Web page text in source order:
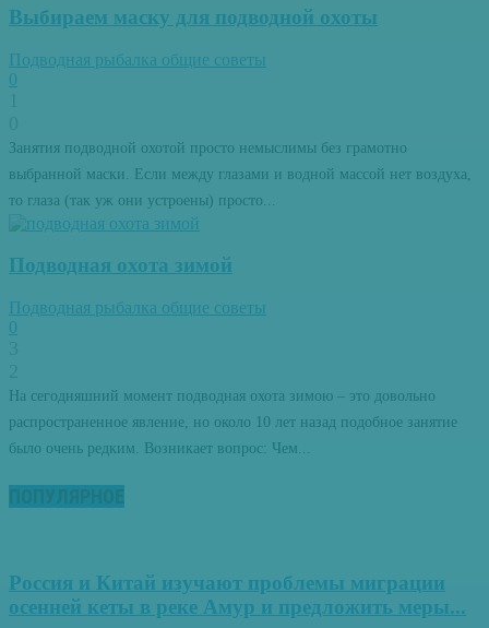
Выбираем маску для подводной охоты
Подводная рыбалка общие советы
0
Занятия подводной охотой просто немыслимы без грамотно
выбранной маски. Если между глазами и водной массой нет воздуха,
то глаза (так уж они устроены) просто...
Подводная охота зимой
Подводная рыбалка общие советы
0
На сегодняшний момент подводная охота зимою – это довольно
распространенное явление, но около 10 лет назад подобное занятие
было очень редким. Возникает вопрос: Чем...
ПОПУЛЯРНОЕ
Россия и Китай изучают проблемы миграции
осенней кеты в реке Амур и предложить меры...